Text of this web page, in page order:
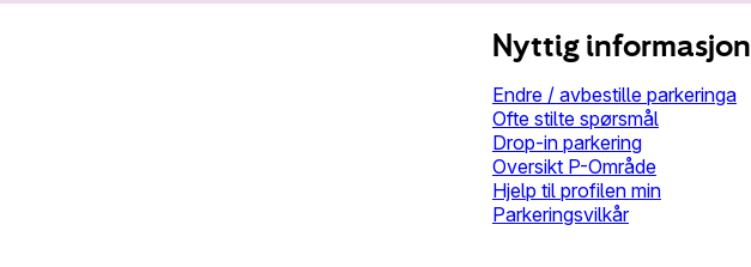
Nyttig informasjon
Endre / avbestille parkeringa
Ofte stilte spørsmål
Drop-in parkering
Oversikt P-Område
Hjelp til profilen min
Parkeringsvilkår